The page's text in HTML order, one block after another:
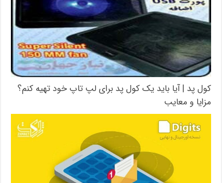
کول پد | آیا باید یک کول پد برای لپ تاپ خود تهیه کنم؟
مزایا و معایب